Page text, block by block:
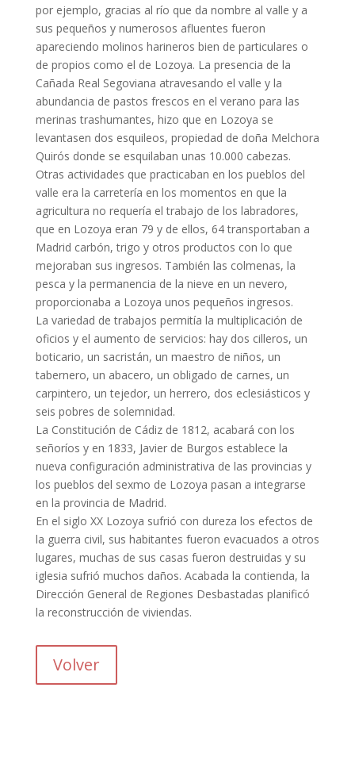
por ejemplo, gracias al río que da nombre al valle y a
sus pequeños y numerosos afluentes fueron
apareciendo molinos harineros bien de particulares o
de propios como el de Lozoya. La presencia de la
Cañada Real Segoviana atravesando el valle y la
abundancia de pastos frescos en el verano para las
merinas trashumantes, hizo que en Lozoya se
levantasen dos esquileos, propiedad de doña Melchora
Quirós donde se esquilaban unas 10.000 cabezas.
Otras actividades que practicaban en los pueblos del
valle era la carretería en los momentos en que la
agricultura no requería el trabajo de los labradores,
que en Lozoya eran 79 y de ellos, 64 transportaban a
Madrid carbón, trigo y otros productos con lo que
mejoraban sus ingresos. También las colmenas, la
pesca y la permanencia de la nieve en un nevero,
proporcionaba a Lozoya unos pequeños ingresos.
La variedad de trabajos permitía la multiplicación de
oficios y el aumento de servicios: hay dos cilleros, un
boticario, un sacristán, un maestro de niños, un
tabernero, un abacero, un obligado de carnes, un
carpintero, un tejedor, un herrero, dos eclesiásticos y
seis pobres de solemnidad.
La Constitución de Cádiz de 1812, acabará con los
señoríos y en 1833, Javier de Burgos establece la
nueva configuración administrativa de las provincias y
los pueblos del sexmo de Lozoya pasan a integrarse
en la provincia de Madrid.
En el siglo XX Lozoya sufrió con dureza los efectos de
la guerra civil, sus habitantes fueron evacuados a otros
lugares, muchas de sus casas fueron destruidas y su
iglesia sufrió muchos daños. Acabada la contienda, la
Dirección General de Regiones Desbastadas planificó
la reconstrucción de viviendas.
Volver